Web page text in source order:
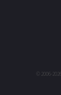
© 2006-